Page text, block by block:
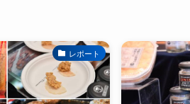
レポート